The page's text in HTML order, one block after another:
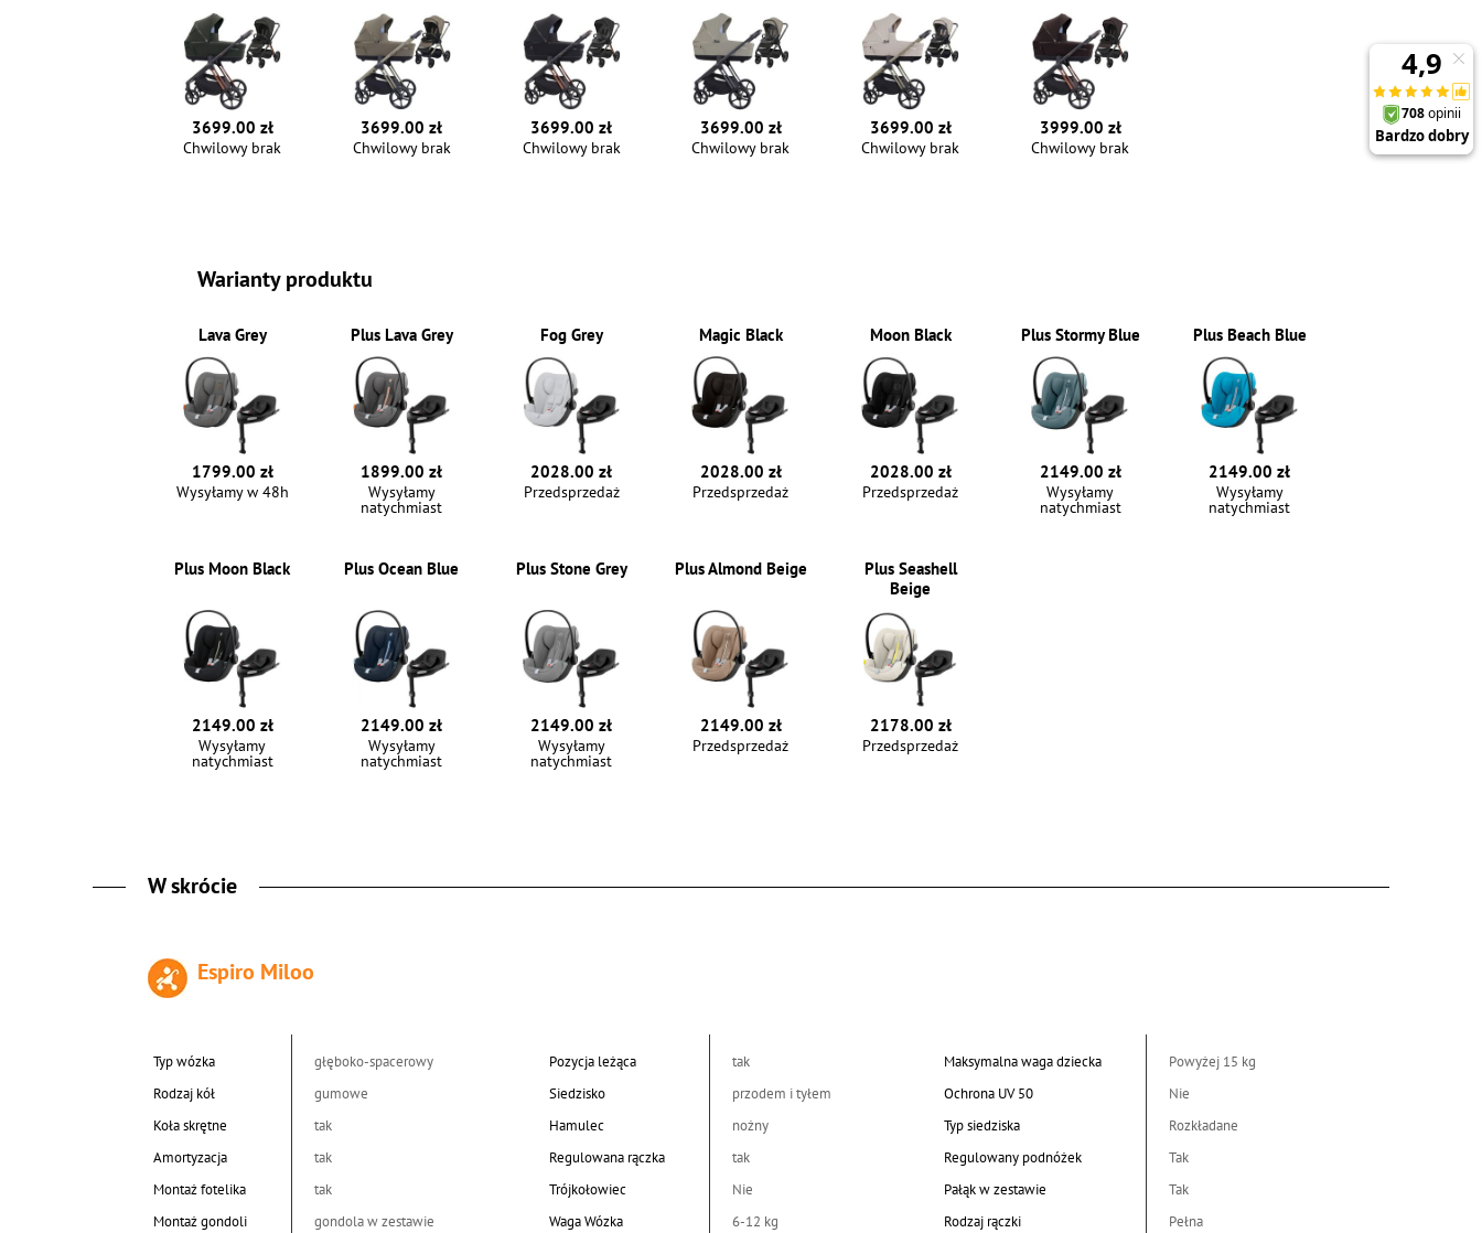
3699.00 zł
Chwilowy brak
3699.00 zł
Chwilowy brak
3699.00 zł
Chwilowy brak
3699.00 zł
Chwilowy brak
3699.00 zł
Chwilowy brak
3999.00 zł
Chwilowy brak
Warianty produktu
Lava Grey
1799.00 zł
Wysyłamy w 48h
Plus Lava Grey
1899.00 zł
Wysyłamy
natychmiast
Fog Grey
2028.00 zł
Przedsprzedaż
Magic Black
2028.00 zł
Przedsprzedaż
Moon Black
2028.00 zł
Przedsprzedaż
Plus Stormy Blue
2149.00 zł
Wysyłamy
natychmiast
Plus Beach Blue
2149.00 zł
Wysyłamy
natychmiast
Plus Moon Black
2149.00 zł
Wysyłamy
natychmiast
Plus Ocean Blue
2149.00 zł
Wysyłamy
natychmiast
Plus Stone Grey
2149.00 zł
Wysyłamy
natychmiast
Plus Almond Beige
2149.00 zł
Przedsprzedaż
Plus Seashell
Beige
2178.00 zł
Przedsprzedaż
W skrócie
Espiro Miloo
Typ wózka
głęboko-spacerowy
Rodzaj kół
gumowe
Koła skrętne
tak
Amortyzacja
tak
Montaż fotelika
tak
Montaż gondoli
gondola w zestawie
Pozycja leżąca
tak
Siedzisko
przodem i tyłem
Hamulec
nożny
Regulowana rączka
tak
Trójkołowiec
Nie
Waga Wózka
6-12 kg
Maksymalna waga dziecka
Powyżej 15 kg
Ochrona UV 50
Nie
Typ siedziska
Rozkładane
Regulowany podnóżek
Tak
Pałąk w zestawie
Tak
Rodzaj rączki
Pełna